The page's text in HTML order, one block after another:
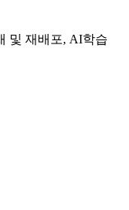
및 재배포, AI학습